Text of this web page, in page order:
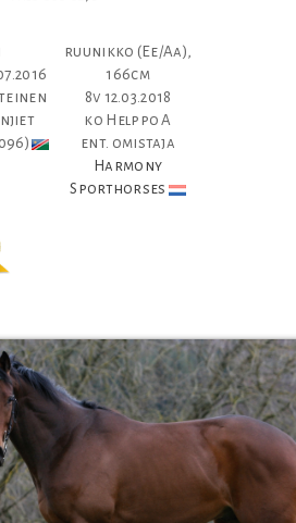
ruunikko (Ee/Aa),
166cm
8v 12.03.2018
ko Helppo A
ent. omistaja
Harmony
Sporthorses